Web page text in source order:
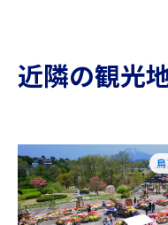
近隣の観光